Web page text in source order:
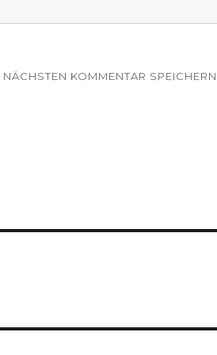
KOMMENTAR